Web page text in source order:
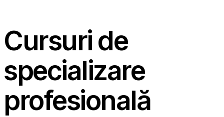
Cursuri de
specializare
profesională